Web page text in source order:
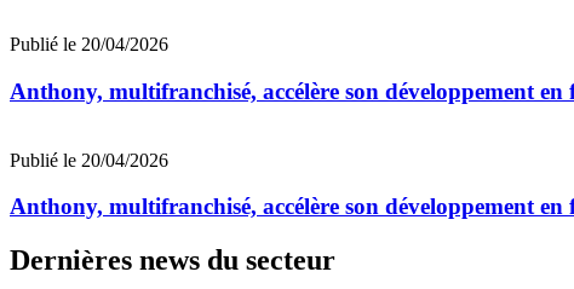
Publié le 20/04/2026
Anthony, multifranchisé, accélère son développement
Publié le 20/04/2026
Anthony, multifranchisé, accélère son développement
Dernières news du secteur